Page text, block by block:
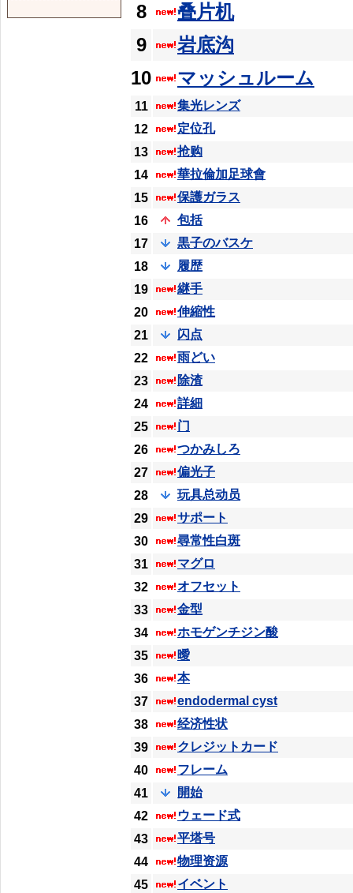
8
叠片机
9
岩底沟
10
マッシュルーム
11
集光レンズ
12
定位孔
13
抢购
14
華拉倫加足球會
15
保護ガラス
16
包括
17
黒子のバスケ
18
履歴
19
継手
20
伸縮性
21
闪点
22
雨どい
23
除渣
24
詳細
25
门
26
つかみしろ
27
偏光子
28
玩具总动员
29
サポート
30
尋常性白斑
31
マグロ
32
オフセット
33
金型
34
ホモゲンチジン酸
35
曖
36
本
37
endodermal cyst
38
经济性状
39
クレジットカード
40
フレーム
41
開始
42
ウェード式
43
平塔号
44
物理资源
45
イベント